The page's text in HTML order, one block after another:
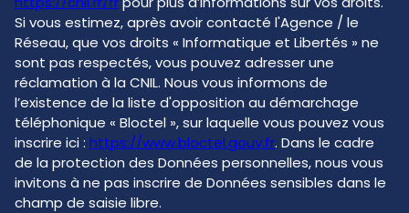
Si vous estimez, après avoir contacté l'Agence / le
Réseau, que vos droits « Informatique et Libertés » ne
sont pas respectés, vous pouvez adresser une
réclamation à la CNIL. Nous vous informons de
l’existence de la liste d'opposition au démarchage
téléphonique « Bloctel », sur laquelle vous pouvez vous
inscrire ici : https://www.bloctel.gouv.fr. Dans le cadre
de la protection des Données personnelles, nous vous
invitons à ne pas inscrire de Données sensibles dans le
champ de saisie libre.